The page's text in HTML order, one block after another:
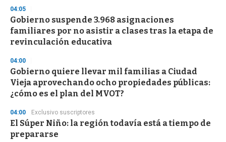
04:05
Gobierno suspende 3.968 asignaciones
familiares por no asistir a clases tras la etapa de
revinculación educativa
04:00
Gobierno quiere llevar mil familias a Ciudad
Vieja aprovechando ocho propiedades públicas:
¿cómo es el plan del MVOT?
04:00 Exclusivo suscriptores
El Súper Niño: la región todavía está a tiempo de
prepararse